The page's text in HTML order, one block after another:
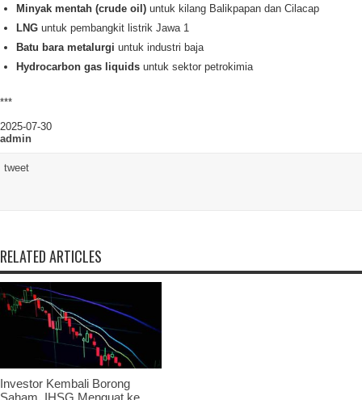
Minyak mentah (crude oil) untuk kilang Balikpapan dan Cilacap
LNG untuk pembangkit listrik Jawa 1
Batu bara metalurgi untuk industri baja
Hydrocarbon gas liquids untuk sektor petrokimia
***
2025-07-30
admin
tweet
RELATED ARTICLES
Investor Kembali Borong
Saham, IHSG Menguat ke